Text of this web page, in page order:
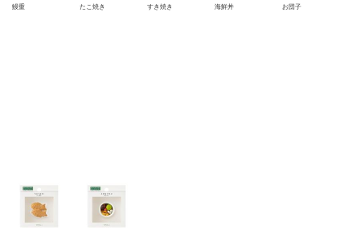
鰻重 たこ焼き すき焼き 海鮮丼 お団子